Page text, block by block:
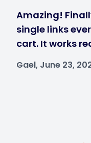
Amazing!
single links
cart. It works
Gael, June 23,